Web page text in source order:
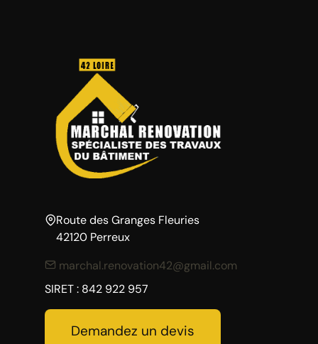
Route des Granges Fleuries
42120 Perreux
marchal.renovation42@gmail.com
SIRET : 842 922 957
Demandez un devis